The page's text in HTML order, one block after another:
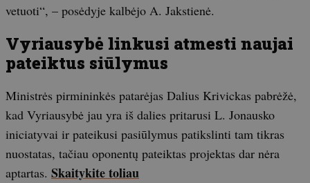
vetuoti“, – posėdyje kalbėjo A. Jakstienė.
Vyriausybė linkusi atmesti naujai
pateiktus siūlymus
Ministrės pirmininkės patarėjas Dalius Krivickas pabrėžė,
kad Vyriausybė jau yra iš dalies pritarusi L. Jonausko
iniciatyvai ir pateikusi pasiūlymus patikslinti tam tikras
nuostatas, tačiau oponentų pateiktas projektas dar nėra
aptartas. Skaitykite toliau